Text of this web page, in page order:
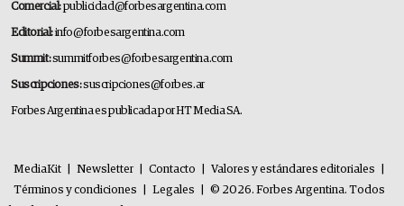
Comercial:publicidad@forbesargentina.com
Editorial:info@forbesargentina.com
Summit:summitforbes@forbesargentina.com
Suscripciones:suscripciones@forbes.ar
Forbes Argentina es publicada por HT Media SA.
MediaKit Newsletter Contacto Valores y estándares editoriales
Términos y condiciones
Legales
© 2026. Forbes Argentina. Todos